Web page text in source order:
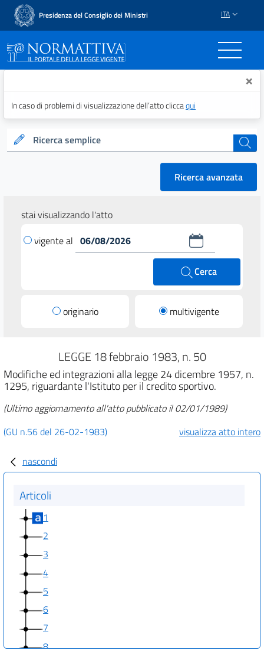
Presidenza del Consiglio dei Ministri ITA
Normattiva - Il portale ×
In caso di problemi di visualizzazione dell’atto cliccaqui
Ricerca semplice cerca
Ricerca avanzata
stai visualizzando l'atto
vigente al
Cerca
originario multivigente
LEGGE 18 febbraio 1983, n. 50
Modifiche ed integrazioni alla legge 24 dicembre 1957, n.
1295, riguardante l'Istituto per il credito sportivo.
(Ultimo aggiornamento all'atto pubblicato il 02/01/1989)
(GU n.56 del 26-02-1983)
visualizza atto intero
nascondi
Articoli
1
2
3
4
5
6
7
8